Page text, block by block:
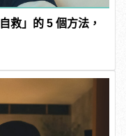
救」的 5 個方法，